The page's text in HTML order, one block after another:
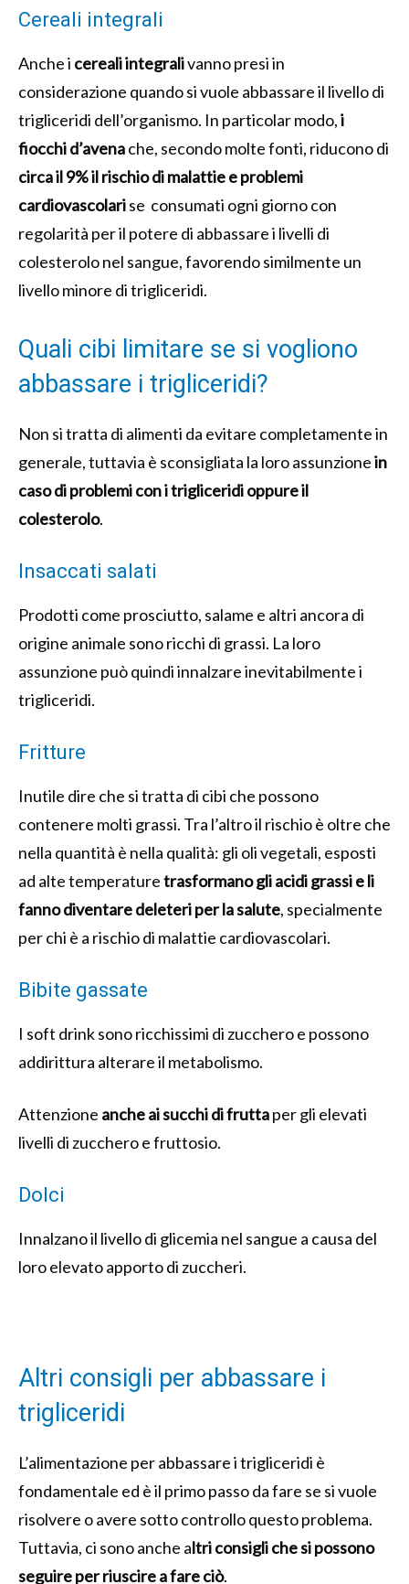
Cereali integrali
Anche i cereali integralivanno presi in
considerazione quando si vuole abbassare il livello di
trigliceridi dell’organismo. In particolar modo,i
fiocchi d’avenache, secondo molte fonti, riducono di
circa il 9% il rischio di malattie e problemi
cardiovascolarise consumati ogni giorno con
regolarità per il potere di abbassare i livelli di
colesterolo nel sangue, favorendo similmente un
livello minore di trigliceridi.
Quali cibi limitare se si vogliono
abbassare i trigliceridi?
Non si tratta di alimenti da evitare completamente in
generale, tuttavia è sconsigliata la loro assunzionein
caso di problemi con i trigliceridi oppure il
colesterolo.
Insaccati salati
Prodotti come prosciutto, salame e altri ancora di
origine animale sono ricchi di grassi. La loro
assunzione può quindi innalzare inevitabilmente i
trigliceridi.
Fritture
Inutile dire che si tratta di cibi che possono
contenere molti grassi. Tra l’altro il rischio è oltre che
nella quantità è nella qualità: gli oli vegetali, esposti
ad alte temperaturetrasformano gli acidi grassi e li
fanno diventare deleteri per la salute, specialmente
per chi è a rischio di malattie cardiovascolari.
Bibite gassate
I soft drink sono ricchissimi di zucchero e possono
addirittura alterare il metabolismo.
Attenzione anche ai succhi di fruttaper gli elevati
livelli di zucchero e fruttosio.
Dolci
Innalzano il livello di glicemia nel sangue a causa del
loro elevato apporto di zuccheri.
Altri consigli per abbassare i
trigliceridi
L’alimentazione per abbassare i trigliceridi è
fondamentale ed è il primo passo da fare se si vuole
risolvere o avere sotto controllo questo problema.
Tuttavia, ci sono anche altri consigli che si possono
seguire per riuscire a fare ciò.